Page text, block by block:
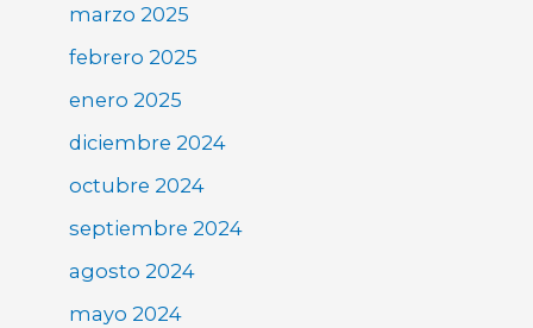
marzo 2025
febrero 2025
enero 2025
diciembre 2024
octubre 2024
septiembre 2024
agosto 2024
mayo 2024